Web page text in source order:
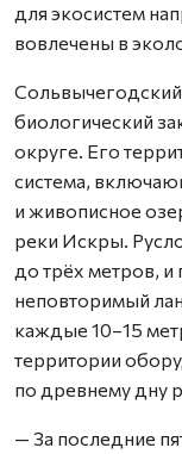
для экосистем
вовлечены в
биологический
округе. Его
система,
и живописное
реки Искры.
до трёх метров, и
неповторимый
каждые 10–15
территории
по древнему дну
— За последние